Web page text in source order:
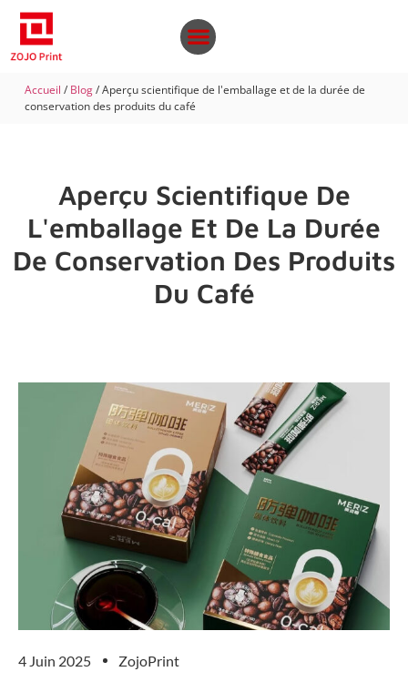
Accueil / Blog/ Aperçu scientifique de l'emballage et de la durée de
conservation des produits du café
Aperçu Scientifique De
L'emballage Et De La Durée
De Conservation Des Produits
Du Café
4 Juin 2025 ZojoPrint